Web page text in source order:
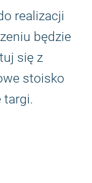
realizacji
będzie
się z
stoisko
targi.